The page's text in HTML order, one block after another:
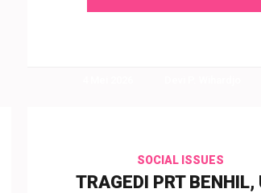
SOCIAL ISSUES
TRAGEDI PRT BENHIL,